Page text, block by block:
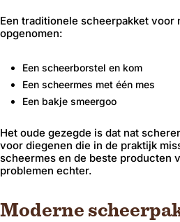
Een traditionele scheerpakket voor
opgenomen:
Een scheerborstel en kom
Een scheermes met één mes
Een bakje smeergoo
Het oude gezegde is dat nat
voor diegenen die in de praktijk
scheermes en de beste producten
problemen echter.
Moderne